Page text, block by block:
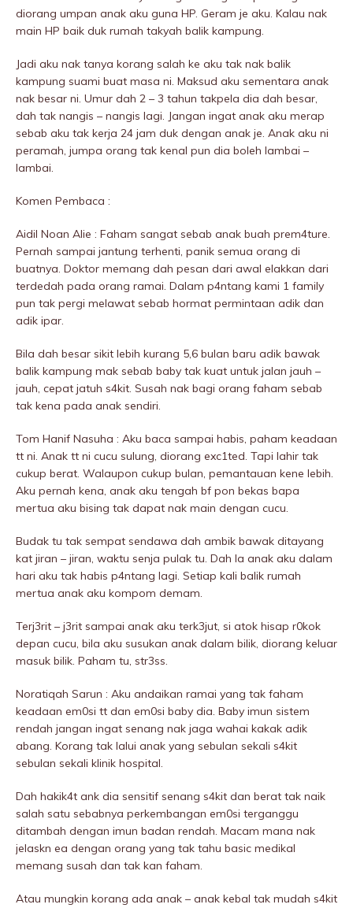
diorang umpan anak aku guna HP. Geram je aku. Kalau nak
main HP baik duk rumah takyah balik kampung.
Jadi aku nak tanya korang salah ke aku tak nak balik
kampung suami buat masa ni. Maksud aku sementara anak
nak besar ni. Umur dah 2 – 3 tahun takpela dia dah besar,
dah tak nangis – nangis lagi. Jangan ingat anak aku merap
sebab aku tak kerja 24 jam duk dengan anak je. Anak aku ni
peramah, jumpa orang tak kenal pun dia boleh lambai –
lambai.
Komen Pembaca :
Aidil Noan Alie : Faham sangat sebab anak buah prem4ture.
Pernah sampai jantung terhenti, panik semua orang di
buatnya. Doktor memang dah pesan dari awal elakkan dari
terdedah pada orang ramai. Dalam p4ntang kami 1 family
pun tak pergi melawat sebab hormat permintaan adik dan
adik ipar.
Bila dah besar sikit lebih kurang 5,6 bulan baru adik bawak
balik kampung mak sebab baby tak kuat untuk jalan jauh –
jauh, cepat jatuh s4kit. Susah nak bagi orang faham sebab
tak kena pada anak sendiri.
Tom Hanif Nasuha : Aku baca sampai habis, paham keadaan
tt ni. Anak tt ni cucu sulung, diorang exc1ted. Tapi lahir tak
cukup berat. Walaupon cukup bulan, pemantauan kene lebih.
Aku pernah kena, anak aku tengah bf pon bekas bapa
mertua aku bising tak dapat nak main dengan cucu.
Budak tu tak sempat sendawa dah ambik bawak ditayang
kat jiran – jiran, waktu senja pulak tu. Dah la anak aku dalam
hari aku tak habis p4ntang lagi. Setiap kali balik rumah
mertua anak aku kompom demam.
Terj3rit – j3rit sampai anak aku terk3jut, si atok hisap r0kok
depan cucu, bila aku susukan anak dalam bilik, diorang keluar
masuk bilik. Paham tu, str3ss.
Noratiqah Sarun : Aku andaikan ramai yang tak faham
keadaan em0si tt dan em0si baby dia. Baby imun sistem
rendah jangan ingat senang nak jaga wahai kakak adik
abang. Korang tak lalui anak yang sebulan sekali s4kit
sebulan sekali kIinik hospitaI.
Dah hakik4t ank dia sensitif senang s4kit dan berat tak naik
salah satu sebabnya perkembangan em0si terganggu
ditambah dengan imun badan rendah. Macam mana nak
jelaskn ea dengan orang yang tak tahu basic medikal
memang susah dan tak kan faham.
Atau mungkin korang ada anak – anak kebaI tak mudah s4kit